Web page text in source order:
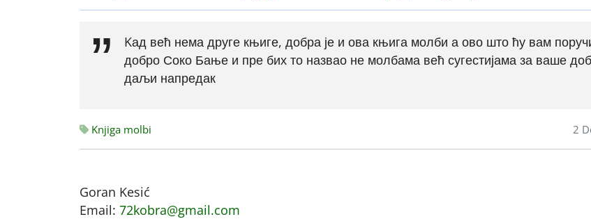
Kад већ нема друге књиге, добра је и ова књига молби а ово што ћу вам
добро Соко Бање и пре бих то назвао не молбама већ сугестијама за ваше
даљи напредак
Knjiga molbi 2
Goran Kesić
Email: 72kobra@gmail.com